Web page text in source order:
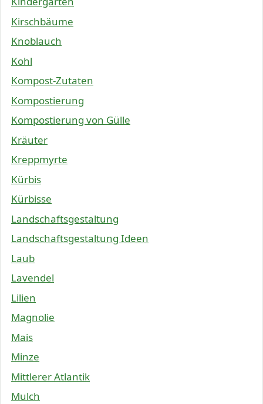
Kirschbäume
Knoblauch
Kohl
Kompost-Zutaten
Kompostierung
Kompostierung von Gülle
Kräuter
Kreppmyrte
Kürbis
Kürbisse
Landschaftsgestaltung
Landschaftsgestaltung Ideen
Laub
Lavendel
Lilien
Magnolie
Mais
Minze
Mittlerer Atlantik
Mulch